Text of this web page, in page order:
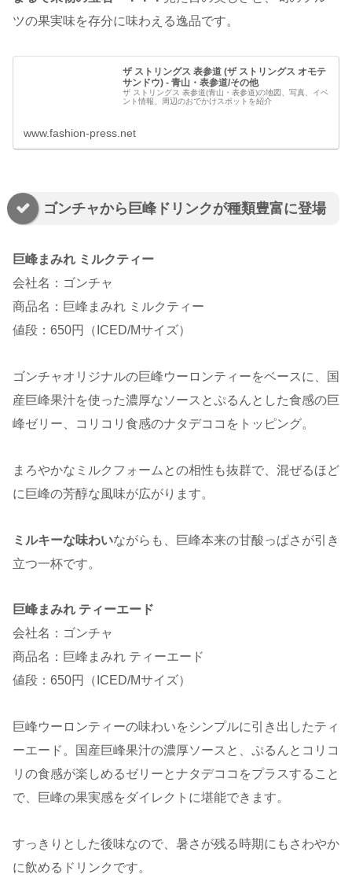
ツの果実味を存分に味わえる逸品です。
ザ ストリングス 表参道 (ザ ストリングス オモテ
サンドウ) - 青山・表参道/その他
ザ ストリングス 表参道(青山・表参道)の地図、写真、イベ
ント情報、周辺のおでかけスポットを紹介
www.fashion-press.net
ゴンチャから巨峰ドリンクが種類豊富に登場
巨峰まみれ ミルクティー
会社名：ゴンチャ
商品名：巨峰まみれ ミルクティー
値段：650円（ICED/Mサイズ）
ゴンチャオリジナルの巨峰ウーロンティーをベースに、国
産巨峰果汁を使った濃厚なソースとぷるんとした食感の巨
峰ゼリー、コリコリ食感のナタデココをトッピング。
まろやかなミルクフォームとの相性も抜群で、混ぜるほど
に巨峰の芳醇な風味が広がります。
ミルキーな味わいながらも、巨峰本来の甘酸っぱさが引き
立つ一杯です。
巨峰まみれ ティーエード
会社名：ゴンチャ
商品名：巨峰まみれ ティーエード
値段：650円（ICED/Mサイズ）
巨峰ウーロンティーの味わいをシンプルに引き出したティ
ーエード。国産巨峰果汁の濃厚ソースと、ぷるんとコリコ
リの食感が楽しめるゼリーとナタデココをプラスすること
で、巨峰の果実感をダイレクトに堪能できます。
すっきりとした後味なので、暑さが残る時期にもさわやか
に飲めるドリンクです。